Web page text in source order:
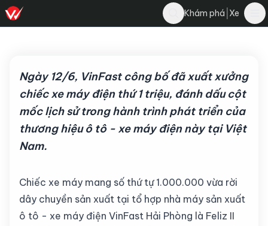
Khám phá Xe
12 tháng 6, 2026·3 phút đọc· 220
Bình luận
Ngày 12/6, VinFast công bố đã xuất xưởng
chiếc xe máy điện thứ 1 triệu, đánh dấu cột
mốc lịch sử trong hành trình phát triển của
thương hiệu ô tô - xe máy điện này tại Việt
Nam.
Chiếc xe máy mang số thứ tự 1.000.000 vừa rời
dây chuyền sản xuất tại tổ hợp nhà máy sản xuất
ô tô - xe máy điện VinFast Hải Phòng là Feliz II